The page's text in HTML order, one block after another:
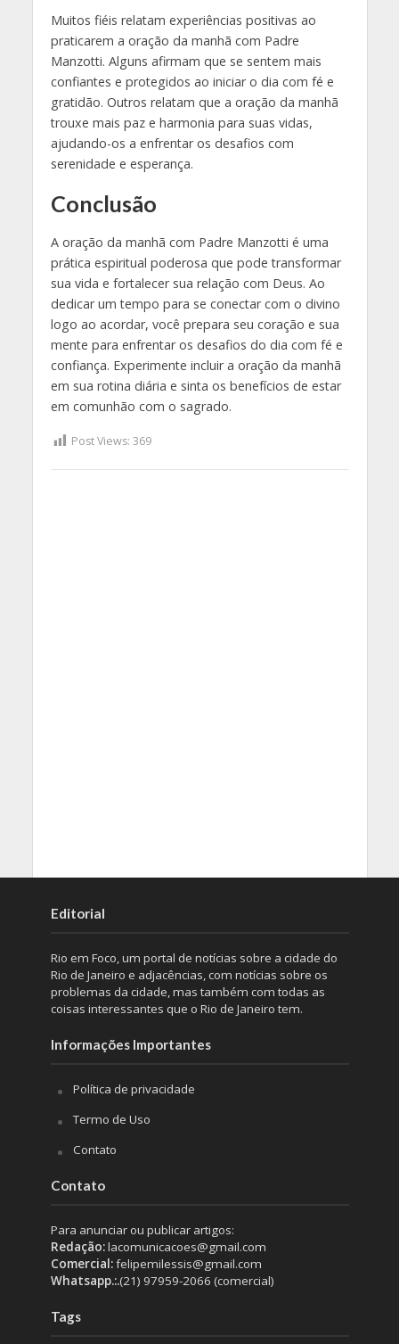
Muitos fiéis relatam experiências positivas ao
praticarem a oração da manhã com Padre
Manzotti. Alguns afirmam que se sentem mais
confiantes e protegidos ao iniciar o dia com fé e
gratidão. Outros relatam que a oração da manhã
trouxe mais paz e harmonia para suas vidas,
ajudando-os a enfrentar os desafios com
serenidade e esperança.
Conclusão
A oração da manhã com Padre Manzotti é uma
prática espiritual poderosa que pode transformar
sua vida e fortalecer sua relação com Deus. Ao
dedicar um tempo para se conectar com o divino
logo ao acordar, você prepara seu coração e sua
mente para enfrentar os desafios do dia com fé e
confiança. Experimente incluir a oração da manhã
em sua rotina diária e sinta os benefícios de estar
em comunhão com o sagrado.
Post Views: 369
Editorial
Rio em Foco, um portal de notícias sobre a cidade do
Rio de Janeiro e adjacências, com notícias sobre os
problemas da cidade, mas também com todas as
coisas interessantes que o Rio de Janeiro tem.
Informações Importantes
Política de privacidade
Termo de Uso
Contato
Contato
Para anunciar ou publicar artigos:
Redação:lacomunicacoes@gmail.com
Comercial:felipemilessis@gmail.com
Whatsapp.:.(21) 97959-2066 (comercial)
Tags